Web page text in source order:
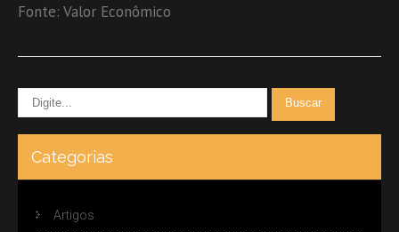
Fonte: Valor Econômico
Categorias
Artigos